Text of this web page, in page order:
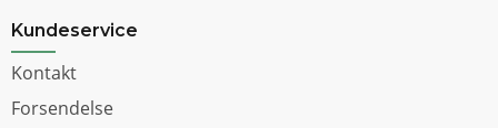
Kundeservice
Kontakt
Forsendelse